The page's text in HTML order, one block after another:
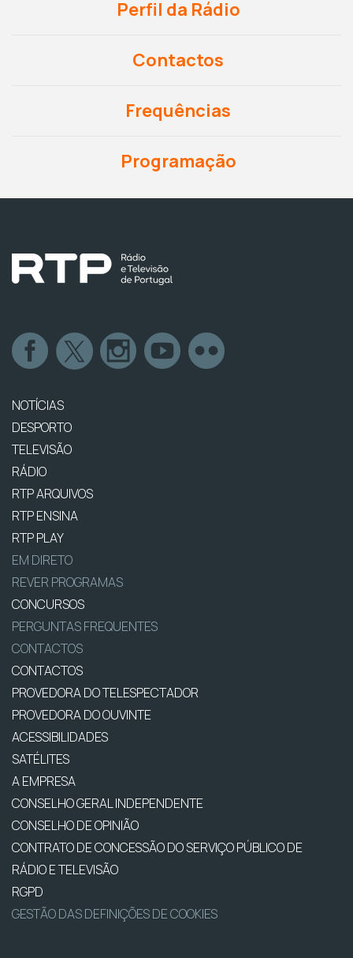
Perfil da Rádio
Contactos
Frequências
Programação
NOTÍCIAS
DESPORTO
TELEVISÃO
RÁDIO
RTP ARQUIVOS
RTP ENSINA
RTP PLAY
EM DIRETO
REVER PROGRAMAS
CONCURSOS
PERGUNTAS FREQUENTES
CONTACTOS
CONTACTOS
PROVEDORA DO TELESPECTADOR
PROVEDORA DO OUVINTE
ACESSIBILIDADES
SATÉLITES
A EMPRESA
CONSELHO GERAL INDEPENDENTE
CONSELHO DE OPINIÃO
CONTRATO DE CONCESSÃO DO SERVIÇO PÚBLICO DE
RÁDIO E TELEVISÃO
RGPD
GESTÃO DAS DEFINIÇÕES DE COOKIES